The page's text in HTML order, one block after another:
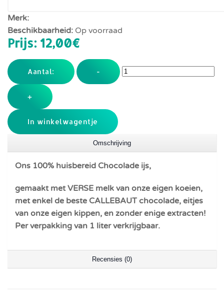
Merk:
Beschikbaarheid: Op voorraad
Prijs: 12,00‎€
Aantal: -
+
In winkelwagentje
Omschrijving
Ons 100% huisbereid Chocolade ijs,
gemaakt met VERSE melk van onze eigen koeien,
met enkel de beste CALLEBAUT chocolade, eitjes
van onze eigen kippen, en zonder enige extracten!
Per verpakking van 1 liter verkrijgbaar.
Recensies (0)